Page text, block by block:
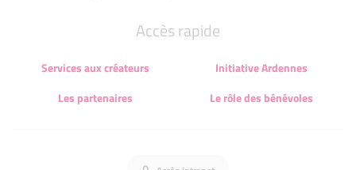
Accès rapide
Services aux créateurs
Initiative Ardennes
Les partenaires
Le rôle des bénévoles